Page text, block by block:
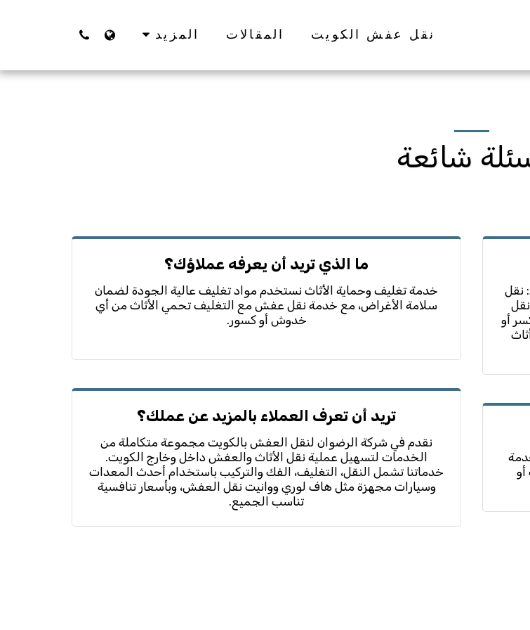
نقل عفش الكويت المقالات المزيد
شائعة
نقل
أو
خدمة
ما الذي تريد أن يعرفه عملاؤك؟
خدمة تغليف وحماية الأثاث نستخدم مواد تغليف عالية الجودة لضمان
سلامة الأغراض، مع خدمة نقل عفش مع التغليف تحمي الأثاث من أي
خدوش أو كسور.
تريد أن تعرف العملاء بالمزيد عن عملك؟
نقدم في شركة الرضوان لنقل العفش بالكويت مجموعة متكاملة من
الخدمات لتسهيل عملية نقل الأثاث والعفش داخل وخارج الكويت.
خدماتنا تشمل النقل، التغليف، الفك والتركيب باستخدام أحدث المعدات
وسيارات مجهزة مثل هاف لوري ووانيت نقل العفش، وبأسعار تنافسية
تناسب الجميع.